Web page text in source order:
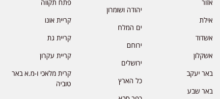
אזור
אילת
אשדוד
אשקלון
באר יעקב
באר שבע
יהודה ושומרון
ים המלח
ירוחם
ירושלים
כל הארץ
פתח תקווה
קריית אונו
קריית גת
קריית עקרון
קרית מלאכי ו-מ.א באר
טוביה